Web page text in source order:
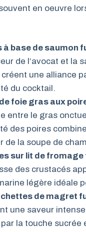
en oeuvre
à base de saumon
de l’avocat et la
une alliance
du cocktail.
foie gras aux
entre le gras
des poires
de la soupe de
sur lit de fromage
des crustacés
légère idéale
de magret
une saveur
la touche sucrée